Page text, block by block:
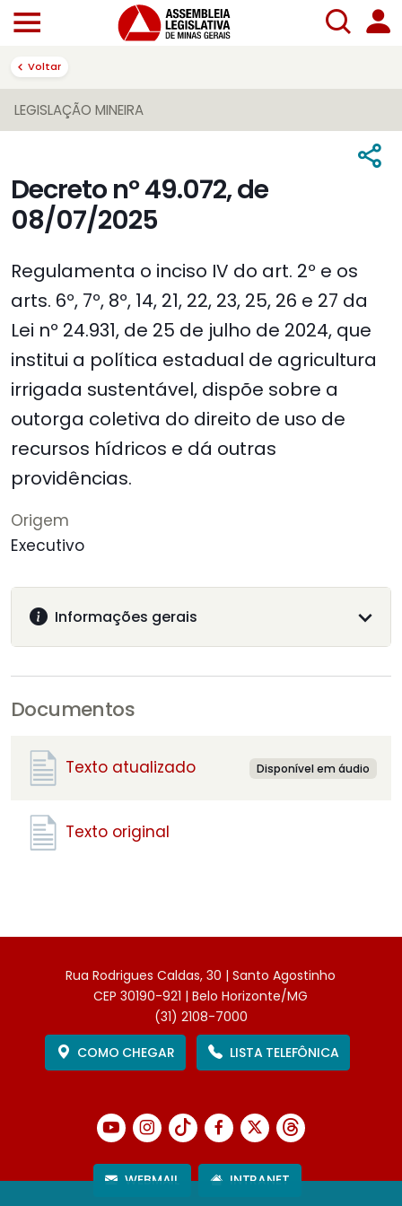
Voltar
LEGISLAÇÃO MINEIRA
Decreto nº 49.072, de
08/07/2025
Regulamenta o inciso IV do art. 2º e os
arts. 6º, 7º, 8º, 14, 21, 22, 23, 25, 26 e 27 da
Lei nº 24.931, de 25 de julho de 2024, que
institui a política estadual de agricultura
irrigada sustentável, dispõe sobre a
outorga coletiva do direito de uso de
recursos hídricos e dá outras
providências.
Origem
Executivo
Informações gerais
Documentos
Texto atualizado Disponível em áudio
Texto original
Rua Rodrigues Caldas, 30 | Santo Agostinho
CEP 30190-921 | Belo Horizonte/MG
(31) 2108-7000
COMO CHEGAR
LISTA TELEFÔNICA
WEBMAIL INTRANET